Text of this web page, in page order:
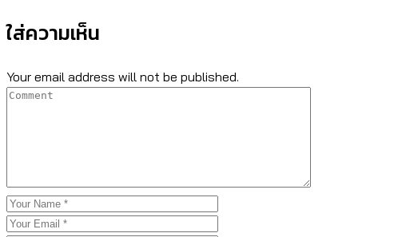
ใส่ความเห็น
Your email address will not be published.